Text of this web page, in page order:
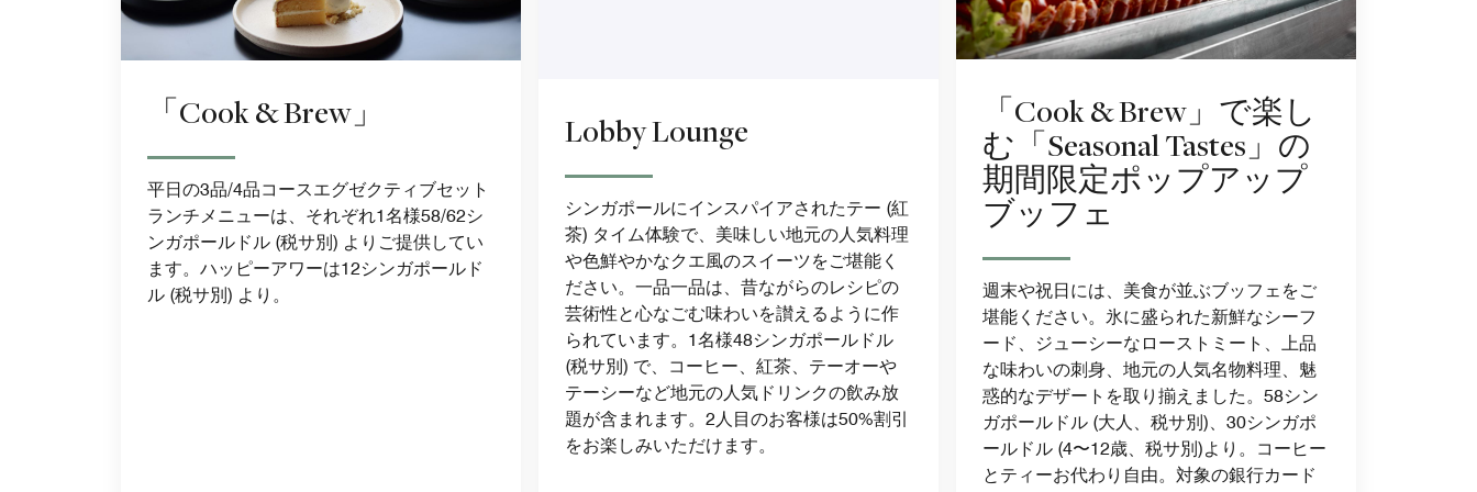
「Cook & Brew」
平日の3品/4品コースエグゼクティブセット
ランチメニューは、それぞれ1名様58/62シ
ンガポールドル (税サ別) よりご提供してい
ます。ハッピーアワーは12シンガポールド
ル (税サ別) より。
Lobby Lounge
茶) タイム体験で、美味しい地元の人気料理
や色鮮やかなクエ風のスイーツをご堪能く
ださい。一品一品は、昔ながらのレシピの
芸術性と心なごむ味わいを讃えるように作
られています。1名様48シンガポールドル
(税サ別) で、コーヒー、紅茶、テーオーや
テーシーなど地元の人気ドリンクの飲み放
題が含まれます。2人目のお客様は50%割引
をお楽しみいただけます。
「Cook & Brew」で楽し
む「Seasonal Tastes」の
期間限定ポップアップ
ブッフェ
週末や祝日には、美食が並ぶブッフェをご
堪能ください。氷に盛られた新鮮なシーフ
ード、ジューシーなローストミート、上品
な味わいの刺身、地元の人気名物料理、魅
惑的なデザートを取り揃えました。58シン
ガポールドル (大人、税サ別)、30シンガポ
ールドル (4〜12歳、税サ別)より。コーヒー
とティーお代わり自由。対象の銀行カード